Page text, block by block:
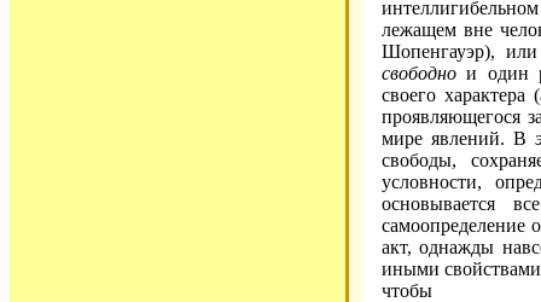
лежащем вне
Шопенгауэр),
свободно и один
своего
проявляющегося
мире явлений. В
свободы,
условности,
основывается
самоопределение
акт, однажды
иными
чтобы